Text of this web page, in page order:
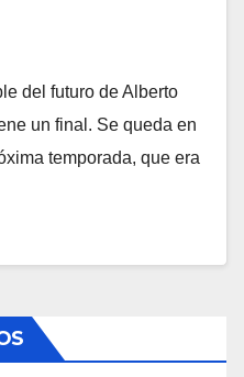
del futuro de Alberto
un final. Se queda en
temporada, que era